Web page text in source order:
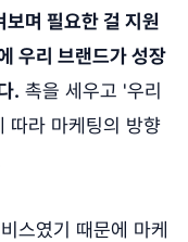
며 필요한 걸 지원
우리 브랜드가 성장
. 촉을 세우고 '우리
따라 마케팅의 방향
스였기 때문에 마케